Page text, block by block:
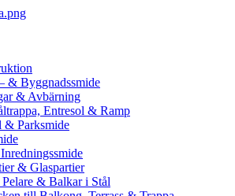
& Byggnadssmide
& Avbärning
Entresol & Ramp
& Parksmide
& Glaspartier
& Balkar i Stål